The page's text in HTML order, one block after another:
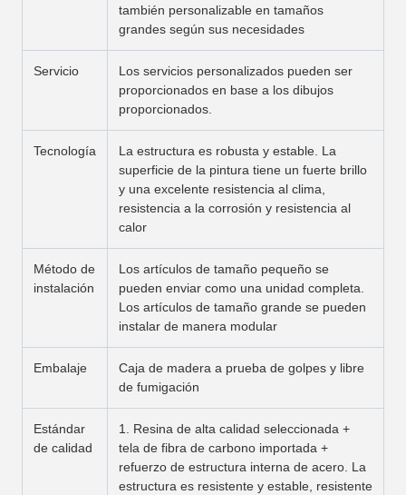
también personalizable en tamaños
grandes según sus necesidades
Servicio
Los servicios personalizados pueden ser
proporcionados en base a los dibujos
proporcionados.
Tecnología
La estructura es robusta y estable. La
superficie de la pintura tiene un fuerte brillo
y una excelente resistencia al clima,
resistencia a la corrosión y resistencia al
calor
Método de
instalación
Los artículos de tamaño pequeño se
pueden enviar como una unidad completa.
Los artículos de tamaño grande se pueden
instalar de manera modular
Embalaje
Caja de madera a prueba de golpes y libre
de fumigación
Estándar
de calidad
1. Resina de alta calidad seleccionada +
tela de fibra de carbono importada +
refuerzo de estructura interna de acero. La
estructura es resistente y estable, resistente